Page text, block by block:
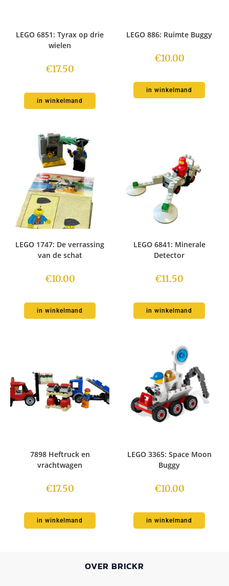
LEGO 6851: Tyrax op drie
wielen
€17.50
in winkelmand
LEGO 886: Ruimte Buggy
€10.00
in winkelmand
LEGO 1747: De verrassing
van de schat
€10.00
in winkelmand
LEGO 6841: Minerale
Detector
€11.50
in winkelmand
7898 Heftruck en
vrachtwagen
€17.50
in winkelmand
LEGO 3365: Space Moon
Buggy
€10.00
in winkelmand
OVER BRICKR